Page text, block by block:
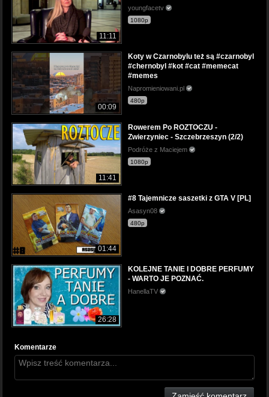
11:11
youngfacetv
1080p
00:09
Koty w Czarnobylu też są #czarnobyl
#chernobyl #kot #cat #memecat
#memes
Napromieniowani.pl
480p
11:41
Rowerem Po ROZTOCZU -
Zwierzyniec - Szczebrzeszyn (2/2)
Podróże z Maciejem
1080p
01:44
#8 Tajemnicze saszetki z GTA V [PL]
Asasyn08
480p
26:28
KOLEJNE TANIE I DOBRE PERFUMY
- WARTO JE POZNAĆ.
HanellaTV
Komentarze